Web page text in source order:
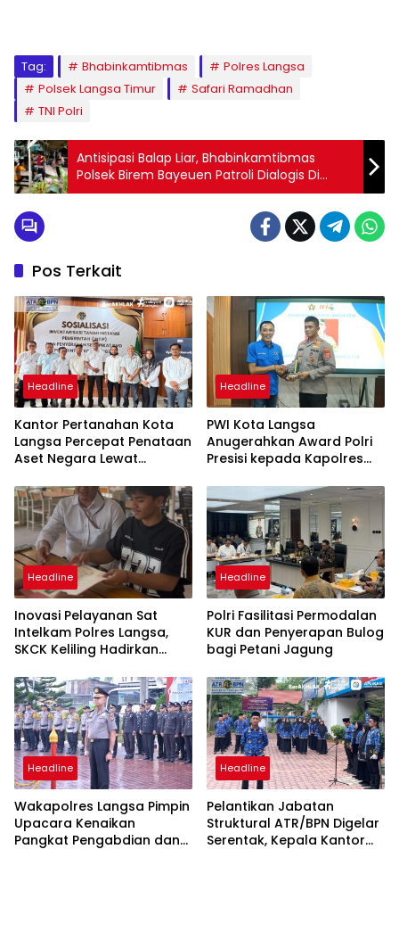
Tag: Bhabinkamtibmas
Polres Langsa
Polsek Langsa Timur
Safari Ramadhan
TNI Polri
Antisipasi Balap Liar, Bhabinkamtibmas
Polsek Birem Bayeuen Patroli Dialogis Di
Malam Hari
Pos Terkait
Headline
Kantor Pertanahan Kota
Langsa Percepat Penataan
Aset Negara Lewat
Headline
PWI Kota Langsa
Anugerahkan Award Polri
Presisi kepada Kapolres
Headline
Inovasi Pelayanan Sat
Intelkam Polres Langsa,
SKCK Keliling Hadirkan
Mudah dan Humanis
Headline
Polri Fasilitasi Permodalan
KUR dan Penyerapan Bulog
bagi Petani Jagung
Headline
Wakapolres Langsa Pimpin
Upacara Kenaikan
Pangkat Pengabdian dan
Headline
Pelantikan Jabatan
Struktural ATR/BPN Digelar
Serentak, Kepala Kantor